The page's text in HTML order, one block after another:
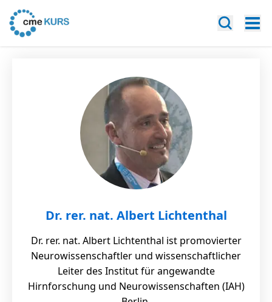
Dr. rer. nat. Albert Lichtenthal
Dr. rer. nat. Albert Lichtenthal ist promovierter
Neurowissenschaftler und wissenschaftlicher
Leiter des Institut für angewandte
Hirnforschung und Neurowissenschaften (IAH)